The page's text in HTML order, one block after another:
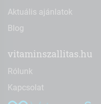
Aktuális ajánlatok
Blog
vitaminszallitas.hu
Rólunk
Kapcsolat